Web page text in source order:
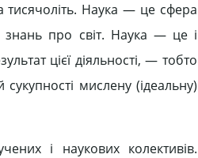
тисячоліть. Наука — це сфера
знань про світ. Наука — це і
цієї діяльності, — тобто
мислену (ідеальну)
і наукових колективів.